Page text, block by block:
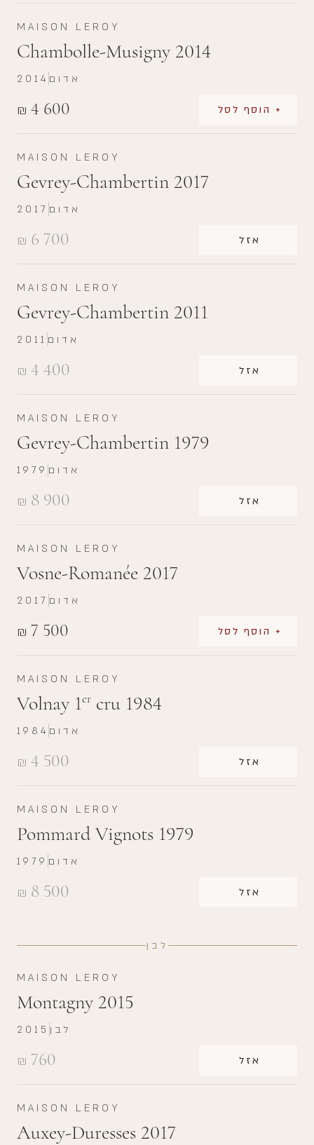
MAISON LEROY
Chambolle-Musigny 2014
₪ 4 600 + הוסף לסל
2014 אדום
MAISON LEROY
Gevrey-Chambertin 2017
₪ 6 700 אזל
2017 אדום
MAISON LEROY
Gevrey-Chambertin 2011
₪ 4 400 אזל
2011 אדום
MAISON LEROY
Gevrey-Chambertin 1979
₪ 8 900 אזל
1979 אדום
MAISON LEROY
Vosne-Romanée 2017
₪ 7 500 + הוסף לסל
2017 אדום
MAISON LEROY
Volnay 1er cru 1984
₪ 4 500 אזל
1984 אדום
MAISON LEROY
Pommard Vignots 1979
₪ 8 500 אזל
1979 אדום
לבן
MAISON LEROY
Montagny 2015
₪ 760 אזל
2015 לבן
MAISON LEROY
Auxey-Duresses 2017